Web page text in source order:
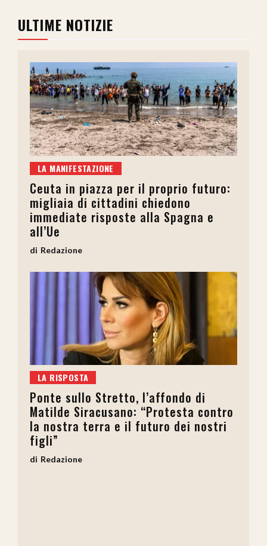
ULTIME NOTIZIE
LA MANIFESTAZIONE
Ceuta in piazza per il proprio futuro:
migliaia di cittadini chiedono
immediate risposte alla Spagna e
all’Ue
Redazione
LA RISPOSTA
Ponte sullo Stretto, l’affondo di
Matilde Siracusano: “Protesta contro
la nostra terra e il futuro dei nostri
figli”
Redazione